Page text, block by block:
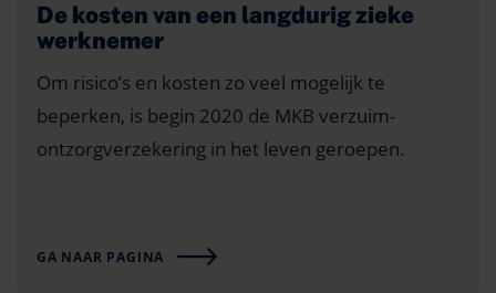
De kosten van een langdurig zieke
werknemer
Om risico’s en kosten zo veel mogelijk te
beperken, is begin 2020 de MKB verzuim-
ontzorgverzekering in het leven geroepen.
GA NAAR PAGINA